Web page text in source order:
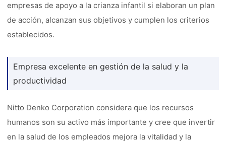
empresas de apoyo a la crianza infantil si elaboran un plan
de acción, alcanzan sus objetivos y cumplen los criterios
establecidos.
Empresa excelente en gestión de la salud y la
productividad
Nitto Denko Corporation considera que los recursos
humanos son su activo más importante y cree que invertir
en la salud de los empleados mejora la vitalidad y la